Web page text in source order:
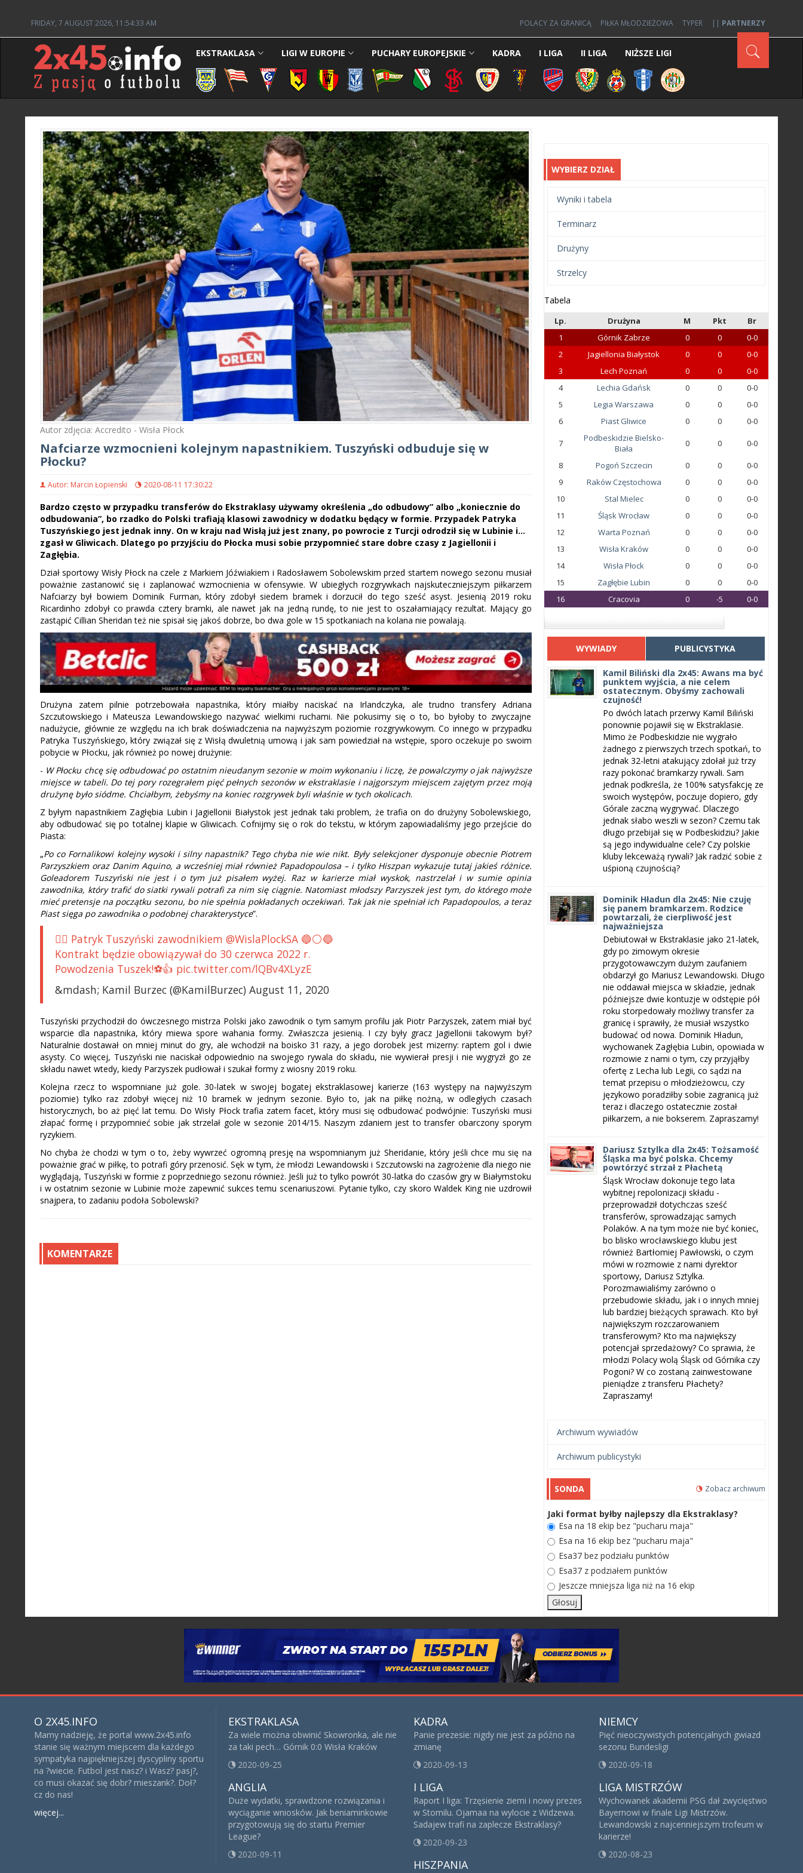
FRIDAY, 7 AUGUST 2026, 11:54:34 AM POLACY ZA GRANICĄ PIŁKA MŁODZIEŻOWA TYPER || PARTNERZY
EKSTRAKLASA LIGI W EUROPIE PUCHARY EUROPEJSKIE KADRA I LIGA II LIGA NIŻSZE LIGI
Autor zdjęcia: Accredito - Wisła Płock
Nafciarze wzmocnieni kolejnym napastnikiem. Tuszyński odbuduje się w
Płocku?
Autor: Marcin Łopienski 2020-08-11 17:30:22
Bardzo często w przypadku transferów do Ekstraklasy używamy określenia „do odbudowy” albo „koniecznie do
odbudowania”, bo rzadko do Polski trafiają klasowi zawodnicy w dodatku będący w formie. Przypadek Patryka
Tuszyńskiego jest jednak inny. On w kraju nad Wisłą już jest znany, po powrocie z Turcji odrodził się w Lubinie i…
zgasł w Gliwicach. Dlatego po przyjściu do Płocka musi sobie przypomnieć stare dobre czasy z Jagiellonii i
Zagłębia.
Dział sportowy Wisły Płock na czele z Markiem Jóźwiakiem i Radosławem Sobolewskim przed startem nowego sezonu musiał
poważnie zastanowić się i zaplanować wzmocnienia w ofensywie. W ubiegłych rozgrywkach najskuteczniejszym piłkarzem
Nafciarzy był bowiem Dominik Furman, który zdobył siedem bramek i dorzucił do tego sześć asyst. Jesienią 2019 roku
Ricardinho zdobył co prawda cztery bramki, ale nawet jak na jedną rundę, to nie jest to oszałamiający rezultat. Mający go
zastąpić Cillian Sheridan też nie spisał się jakoś dobrze, bo dwa gole w 15 spotkaniach na kolana nie powalają.
Drużyna zatem pilnie potrzebowała napastnika, który miałby naciskać na Irlandczyka, ale trudno transfery Adriana
Szczutowskiego i Mateusza Lewandowskiego nazywać wielkimi ruchami. Nie pokusimy się o to, bo byłoby to zwyczajne
nadużycie, głównie ze względu na ich brak doświadczenia na najwyższym poziomie rozgrywkowym. Co innego w przypadku
Patryka Tuszyńskiego, który związał się z Wisłą dwuletnią umową i jak sam powiedział na wstępie, sporo oczekuje po swoim
pobycie w Płocku, jak również po nowej drużynie:
- W Płocku chcę się odbudować po ostatnim nieudanym sezonie w moim wykonaniu i liczę, że powalczymy o jak najwyższe
miejsce w tabeli. Do tej pory rozegrałem pięć pełnych sezonów w ekstraklasie i najgorszym miejscem zajętym przez moją
drużynę było siódme. Chciałbym, żebyśmy na koniec rozgrywek byli właśnie w tych okolicach.
Z byłym napastnikiem Zagłębia Lubin i Jagiellonii Białystok jest jednak taki problem, że trafia on do drużyny Sobolewskiego,
aby odbudować się po totalnej klapie w Gliwicach. Cofnijmy się o rok do tekstu, w którym zapowiadaliśmy jego przejście do
Piasta:
„Po co Fornalikowi kolejny wysoki i silny napastnik? Tego chyba nie wie nikt. Były selekcjoner dysponuje obecnie Piotrem
Parzyszkiem oraz Danim Aquino, a wcześniej miał również Papadopoulosa – i tylko Hiszpan wykazuje tutaj jakieś różnice.
Goleadorem Tuszyński nie jest i o tym już pisałem wyżej. Raz w karierze miał wyskok, nastrzelał i w sumie opinia
zawodnika, który trafić do siatki rywali potrafi za nim się ciągnie. Natomiast młodszy Parzyszek jest tym, do którego może
mieć pretensje na początku sezonu, bo nie spełnia pokładanych oczekiwań. Tak jak nie spełniał ich Papadopoulos, a teraz
Piast sięga po zawodnika o podobnej charakterystyce”.
✍🏻 Patryk Tuszyński zawodnikiem @WislaPlockSA 🔵⚪️🔵
Kontrakt będzie obowiązywał do 30 czerwca 2022 r.
Powodzenia Tuszek!⚽️👍 pic.twitter.com/lQBv4XLyzE
&mdash; Kamil Burzec (@KamilBurzec) August 11, 2020
Tuszyński przychodził do ówczesnego mistrza Polski jako zawodnik o tym samym profilu jak Piotr Parzyszek, zatem miał być
wsparcie dla napastnika, który miewa spore wahania formy. Zwłaszcza jesienią. I czy były gracz Jagiellonii takowym był?
Naturalnie dostawał on mniej minut do gry, ale wchodził na boisko 31 razy, a jego dorobek jest mizerny: raptem gol i dwie
asysty. Co więcej, Tuszyński nie naciskał odpowiednio na swojego rywala do składu, nie wywierał presji i nie wygryzł go ze
składu nawet wtedy, kiedy Parzyszek pudłował i szukał formy z wiosny 2019 roku.
Kolejna rzecz to wspomniane już gole. 30-latek w swojej bogatej ekstraklasowej karierze (163 występy na najwyższym
poziomie) tylko raz zdobył więcej niż 10 bramek w jednym sezonie. Było to, jak na piłkę nożną, w odległych czasach
historycznych, bo aż pięć lat temu. Do Wisły Płock trafia zatem facet, który musi się odbudować podwójnie: Tuszyński musi
złapać formę i przypomnieć sobie jak strzelał gole w sezonie 2014/15. Naszym zdaniem jest to transfer obarczony sporym
ryzykiem.
No chyba że chodzi w tym o to, żeby wywrzeć ogromną presję na wspomnianym już Sheridanie, który jeśli chce mu się na
poważnie grać w piłkę, to potrafi góry przenosić. Sęk w tym, że młodzi Lewandowski i Szczutowski na zagrożenie dla niego nie
wyglądają, Tuszyński w formie z poprzedniego sezonu również. Jeśli już to tylko powrót 30-latka do czasów gry w Białymstoku
i w ostatnim sezonie w Lubinie może zapewnić sukces temu scenariuszowi. Pytanie tylko, czy skoro Waldek King nie uzdrowił
snajpera, to zadaniu podoła Sobolewski?
KOMENTARZE
WYBIERZ DZIAŁ
Wyniki i tabela
Terminarz
Drużyny
Strzelcy
Tabela
Lp. Drużyna M Pkt
Br
1
Górnik Zabrze 0 0
0-0
2
Jagiellonia Białystok 0 0
0-0
3
Lech Poznań 0 0
0-0
4
Lechia Gdańsk 0 0
0-0
5
Legia Warszawa 0 0
0-0
6
Piast Gliwice 0 0 0-0
7
Podbeskidzie Bielsko-
Biała
0 0 0-0
8 Pogoń Szczecin 0 0
0-0
9
Raków Częstochowa 0 0
0-0
10
Stal Mielec 0 0
0-0
11
Śląsk Wrocław 0 0
0-0
12
Warta Poznań 0 0
0-0
13
Wisła Kraków 0 0
0-0
14
Wisła Płock 0 0
0-0
15
Zagłębie Lubin 0 0
0-0
16
Cracovia 0 -5 0-0
WYWIADY PUBLICYSTYKA
Kamil Biliński dla 2x45: Awans ma być
punktem wyjścia, a nie celem
ostatecznym. Obyśmy zachowali
czujność!
Po dwóch latach przerwy Kamil Biliński
ponownie pojawił się w Ekstraklasie.
Mimo że Podbeskidzie nie wygrało
żadnego z pierwszych trzech spotkań, to
jednak 32-letni atakujący zdołał już trzy
razy pokonać bramkarzy rywali. Sam
jednak podkreśla, że 100% satysfakcję ze
swoich występów, poczuje dopiero, gdy
Górale zaczną wygrywać. Dlaczego
jednak słabo weszli w sezon? Czemu tak
długo przebijał się w Podbeskidziu? Jakie
są jego indywidualne cele? Czy polskie
kluby lekceważą rywali? Jak radzić sobie z
uśpioną czujnością?
Dominik Hładun dla 2x45: Nie czuję
się panem bramkarzem. Rodzice
powtarzali, że cierpliwość jest
najważniejsza
Debiutował w Ekstraklasie jako 21-latek,
gdy po zimowym okresie
przygotowawczym dużym zaufaniem
obdarzył go Mariusz Lewandowski. Długo
nie oddawał miejsca w składzie, jednak
późniejsze dwie kontuzje w odstępie pół
roku storpedowały możliwy transfer za
granicę i sprawiły, że musiał wszystko
budować od nowa. Dominik Hładun,
wychowanek Zagłębia Lubin, opowiada w
rozmowie z nami o tym, czy przyjąłby
ofertę z Lecha lub Legii, co sądzi na
temat przepisu o młodzieżowcu, czy
językowo poradziłby sobie zagranicą już
teraz i dlaczego ostatecznie został
piłkarzem, a nie bokserem. Zapraszamy!
Dariusz Sztylka dla 2x45: Tożsamość
Śląska ma być polska. Chcemy
powtórzyć strzał z Płachetą
Śląsk Wrocław dokonuje tego lata
wybitnej repolonizacji składu -
przeprowadził dotychczas sześć
transferów, sprowadzając samych
Polaków. A na tym może nie być koniec,
bo blisko wrocławskiego klubu jest
również Bartłomiej Pawłowski, o czym
mówi w rozmowie z nami dyrektor
sportowy, Dariusz Sztylka.
Porozmawialiśmy zarówno o
przebudowie składu, jak i o innych mniej
lub bardziej bieżących sprawach. Kto był
największym rozczarowaniem
transferowym? Kto ma największy
potencjał sprzedażowy? Co sprawia, że
młodzi Polacy wolą Śląsk od Górnika czy
Pogoni? W co zostaną zainwestowane
pieniądze z transferu Płachety?
Zapraszamy!
Archiwum wywiadów
Archiwum publicystyki
SONDA Zobacz archiwum
Jaki format byłby najlepszy dla Ekstraklasy?
Esa na 18 ekip bez "pucharu maja"
Esa na 16 ekip bez "pucharu maja"
Esa37 bez podziału punktów
Esa37 z podziałem punktów
Jeszcze mniejsza liga niż na 16 ekip
O 2X45.INFO
Mamy nadzieję, że portal www.2x45.info
stanie się ważnym miejscem dla każdego
sympatyka najpiękniejszej dyscypliny sportu
na ?wiecie. Futbol jest nasz? i Wasz? pasj?,
co musi okazać się dobr? mieszank?. Doł?
cz do nas!
więcej...
EKSTRAKLASA
Za wiele można obwinić Skowronka, ale nie
za taki pech… Górnik 0:0 Wisła Kraków
2020-09-25
ANGLIA
Duże wydatki, sprawdzone rozwiązania i
wyciąganie wniosków. Jak beniaminkowie
przygotowują się do startu Premier
League?
2020-09-11
KADRA
Panie prezesie: nigdy nie jest za późno na
zmianę
2020-09-13
I LIGA
Raport I liga: Trzęsienie ziemi i nowy prezes
w Stomilu. Ojamaa na wylocie z Widzewa.
Sadajew trafi na zaplecze Ekstraklasy?
2020-09-23
HISZPANIA
NIEMCY
Pięć nieoczywistych potencjalnych gwiazd
sezonu Bundesligi
2020-09-18
LIGA MISTRZÓW
Wychowanek akademii PSG dał zwycięstwo
Bayernowi w finale Ligi Mistrzów.
Lewandowski z najcenniejszym trofeum w
karierze!
2020-08-23